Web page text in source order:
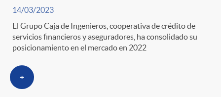
14/03/2023
El Grupo Caja de Ingenieros, cooperativa de crédito de
servicios financieros y aseguradores, ha consolidado su
posicionamiento en el mercado en 2022
+